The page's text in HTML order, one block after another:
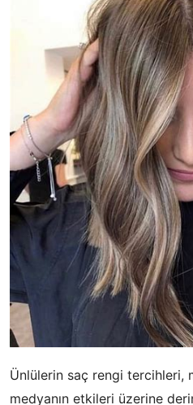
Ünlülerin saç rengi tercihleri,
medyanın etkileri üzerine